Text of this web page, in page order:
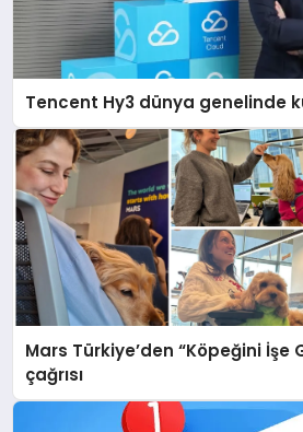
Tencent Hy3 dünya genelinde
Mars Türkiye’den “Köpeğini İşe
çağrısı